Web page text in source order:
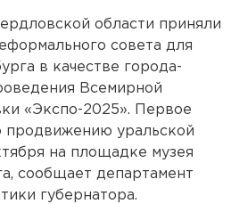
области приняли
совета для
в качестве города-
Всемирной
«Экспо-2025». Первое
продвижению уральской
на площадке музея
сообщает департамент
губернатора.